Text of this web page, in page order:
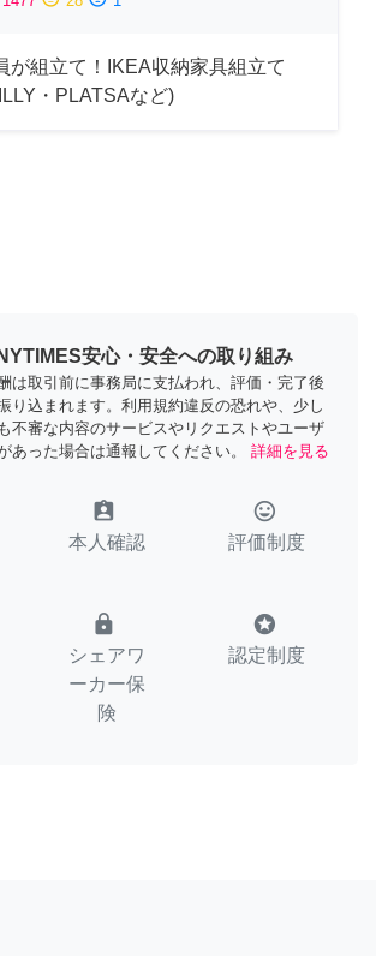
が組立て！IKEA収納家具組立て
・PLATSAなど)
安心・安全への取り組み
は取引前に事務局に支払われ、評価・完了後
り込まれます。利用規約違反の恐れや、少し
不審な内容のサービスやリクエストやユーザ
あった場合は通報してください。
詳細を見る
assignment_ind
本人確認
tag_faces
評価制度
lock
シェアワ
ーカー保
険
stars
認定制度